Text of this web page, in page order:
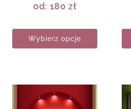
od: 180 zł
Wybierz opcje